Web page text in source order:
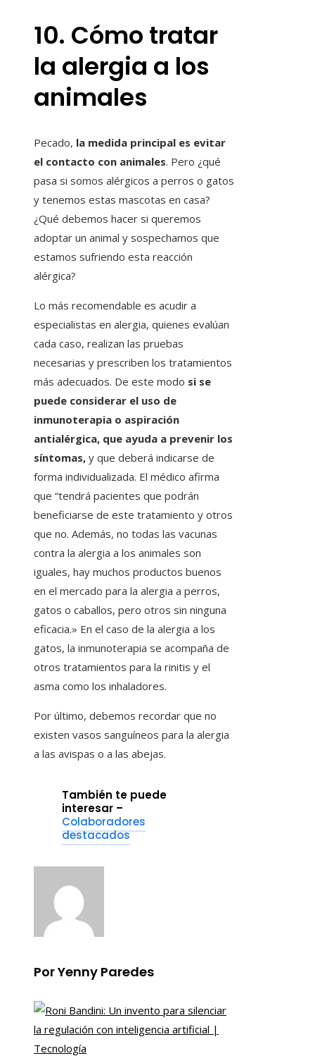
10. Cómo tratar
la alergia a los
animales
Pecado, la medida principal es evitar
el contacto con animales. Pero ¿qué
pasa si somos alérgicos a perros o gatos
y tenemos estas mascotas en casa?
¿Qué debemos hacer si queremos
adoptar un animal y sospechamos que
estamos sufriendo esta reacción
alérgica?
Lo más recomendable es acudir a
especialistas en alergia, quienes evalúan
cada caso, realizan las pruebas
necesarias y prescriben los tratamientos
más adecuados. De este modo si se
puede considerar el uso de
inmunoterapia o aspiración
antialérgica, que ayuda a prevenir los
síntomas, y que deberá indicarse de
forma individualizada. El médico afirma
que “tendrá pacientes que podrán
beneficiarse de este tratamiento y otros
que no. Además, no todas las vacunas
contra la alergia a los animales son
iguales, hay muchos productos buenos
en el mercado para la alergia a perros,
gatos o caballos, pero otros sin ninguna
eficacia.» En el caso de la alergia a los
gatos, la inmunoterapia se acompaña de
otros tratamientos para la rinitis y el
asma como los inhaladores.
Por último, debemos recordar que no
existen vasos sanguíneos para la alergia
a las avispas o a las abejas.
También te puede
interesar –
Colaboradores
destacados
Por Yenny Paredes